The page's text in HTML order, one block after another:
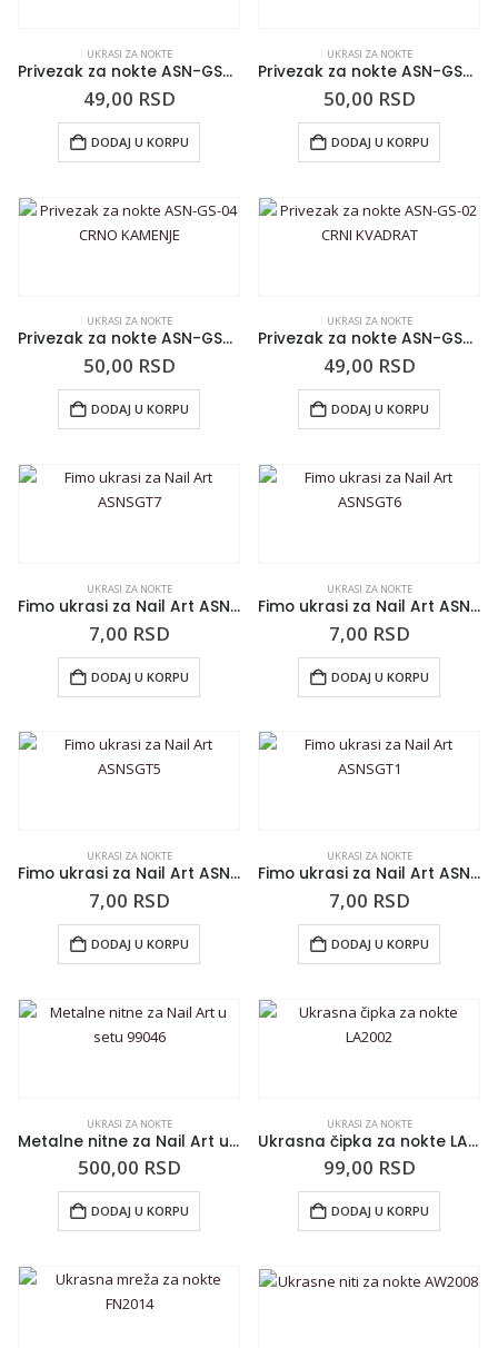
UKRASI ZA NOKTE
Privezak za nokte ASN-GS-13 BISER
49,00 RSD
DODAJ U KORPU
UKRASI ZA NOKTE
Privezak za nokte ASN-GS-12 PINK SRCE
50,00 RSD
DODAJ U KORPU
UKRASI ZA NOKTE
Privezak za nokte ASN-GS-04 CRNO KAMENJE
50,00 RSD
DODAJ U KORPU
UKRASI ZA NOKTE
Privezak za nokte ASN-GS-02 CRNI KVADRAT
49,00 RSD
DODAJ U KORPU
UKRASI ZA NOKTE
Fimo ukrasi za Nail Art ASNSGT7
7,00 RSD
DODAJ U KORPU
UKRASI ZA NOKTE
Fimo ukrasi za Nail Art ASNSGT6
7,00 RSD
DODAJ U KORPU
UKRASI ZA NOKTE
Fimo ukrasi za Nail Art ASNSGT5
7,00 RSD
DODAJ U KORPU
UKRASI ZA NOKTE
Fimo ukrasi za Nail Art ASNSGT1
7,00 RSD
DODAJ U KORPU
UKRASI ZA NOKTE
Metalne nitne za Nail Art u setu 99046
500,00 RSD
DODAJ U KORPU
UKRASI ZA NOKTE
Ukrasna čipka za nokte LA2002
99,00 RSD
DODAJ U KORPU